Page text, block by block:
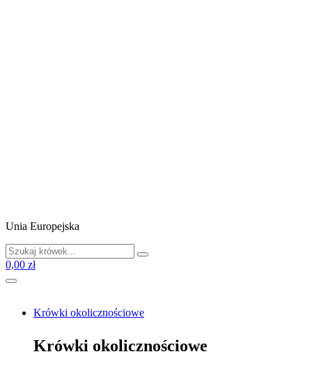
Unia Europejska
0,00 zł
Krówki okolicznościowe
Krówki okolicznościowe